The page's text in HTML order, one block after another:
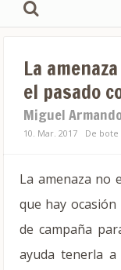
La
el pasado
Miguel
10. Mar. 2017 De
La amenaza no
que hay
de campaña
ayuda tenerla